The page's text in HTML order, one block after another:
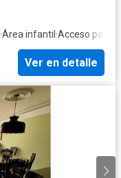
·Área infantil ·Acceso para
Ver en detalle